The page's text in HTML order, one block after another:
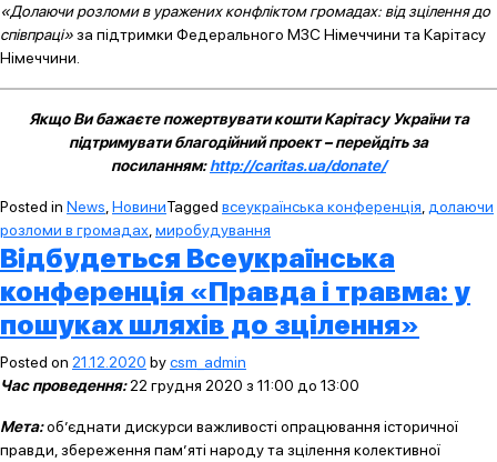
«Долаючи розломи в уражених конфліктом громадах: від зцілення до
співпраці»за підтримки Федерального МЗС Німеччини та Карітасу
Німеччини.
Якщо Ви бажаєте пожертвувати кошти Карітасу України та
підтримувати благодійний проект – перейдіть за
посиланням:http://caritas.ua/donate/
Posted in News НовиниTagged всеукраїнська конференція долаючи
розломи в громадах миробудування
Відбудеться Всеукраїнська
конференція «Правда і травма: у
пошуках шляхів до зцілення»
Posted on 21.12.2020 bycsm_admin
Час проведення:22 грудня 2020 з 11:00 до 13:00
Мета:об’єднати дискурси важливості опрацювання історичної
правди, збереження пам’яті народу та зцілення колективної